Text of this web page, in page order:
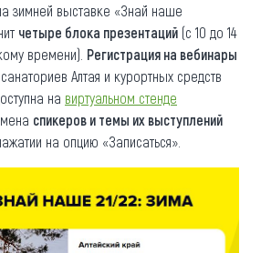
зимней выставке «Знай наше
четыре блока презентаций (с 10 до 14
времени). Регистрация на вебинары
Алтая и курортных средств
на виртуальном стенде
спикеров и темы их выступлений
на опцию «Записаться».